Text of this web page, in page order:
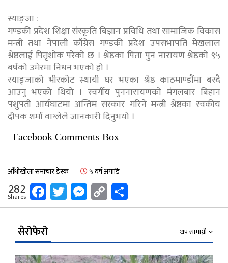
स्याङ्जा :
गण्डकी प्रदेश शिक्षा संस्कृति बिज्ञान प्रविधि तथा सामाजिक विकास
मन्त्री तथा नेपाली काँग्रेस गण्डकी प्रदेश उपसभापति मेखलाल
श्रेष्ठलाई पितृशोक परेको छ । श्रेष्ठका पिता पुन नारायण श्रेष्ठको ९५
बर्षको उमेरमा निधन भएको हो ।
स्याङ्जाको भीरकोट स्थायी घर भएका श्रेष्ठ काठमाण्डौंमा बस्दै
आउनु भएको थियो । स्वर्गीय पुननारायणको मंगलबार बिहान
पशुपती आर्यघाटमा अन्तिम संस्कार गरिने मन्त्री श्रेष्ठका स्वकीय
दीपक शर्मा वाग्लेले जानकारी दिनुभयो ।
Facebook Comments Box
आँधीखोला समाचार डेस्क ५ वर्ष अगाडि
282
Shares Facebook
Twitter
Messenger
Copy
Link
सेरोफेरो थप सामाग्री